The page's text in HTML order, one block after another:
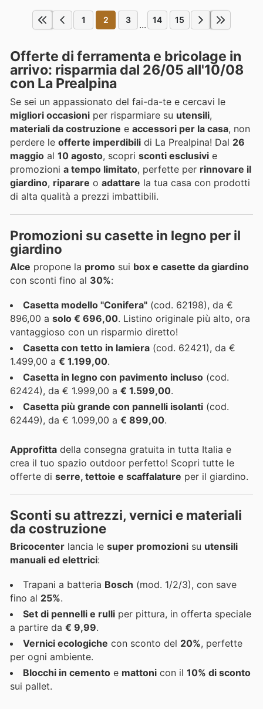
1 2 3 ... 14 15
Offerte di ferramenta e bricolage in
arrivo: risparmia dal 26/05 all'10/08
con La Prealpina
Se sei un appassionato del fai-da-te e cercavi le
migliori occasioni per risparmiare su utensili,
materiali da costruzione e accessori per la casa, non
perdere le offerte imperdibili di La Prealpina! Dal 26
maggio al 10 agosto, scopri sconti esclusivi e
promozioni a tempo limitato, perfette per rinnovare il
giardino, riparare o adattare la tua casa con prodotti
di alta qualità a prezzi imbattibili.
Promozioni su casette in legno per il
giardino
Alce propone la promo sui box e casette da giardino
con sconti fino al 30%:
Casetta modello "Conifera" (cod. 62198), da €
896,00 a solo € 696,00. Listino originale più alto, ora
vantaggioso con un risparmio diretto!
Casetta con tetto in lamiera (cod. 62421), da €
1.499,00 a € 1.199,00.
Casetta in legno con pavimento incluso (cod.
62424), da € 1.999,00 a € 1.599,00.
Casetta più grande con pannelli isolanti (cod.
62449), da € 1.099,00 a € 899,00.
Approfitta della consegna gratuita in tutta Italia e
crea il tuo spazio outdoor perfetto! Scopri tutte le
offerte di serre, tettoie e scaffalature per il giardino.
Sconti su attrezzi, vernici e materiali
da costruzione
Bricocenter lancia le super promozioni su utensili
manuali ed elettrici:
Trapani a batteria Bosch (mod. 1/2/3), con save
fino al 25%.
Set di pennelli e rulli per pittura, in offerta speciale
a partire da € 9,99.
Vernici ecologiche con sconto del 20%, perfette
per ogni ambiente.
Blocchi in cemento e mattoni con il 10% di sconto
sui pallet.